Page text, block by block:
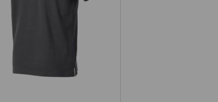
e.s. Piqué-Polo cotton light